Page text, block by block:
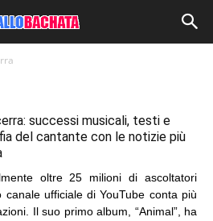
successi musicali, testi e
del cantante con le notizie più
oltre 25 milioni di ascoltatori
ufficiale di YouTube conta più
Il suo primo album, “Animal”, ha